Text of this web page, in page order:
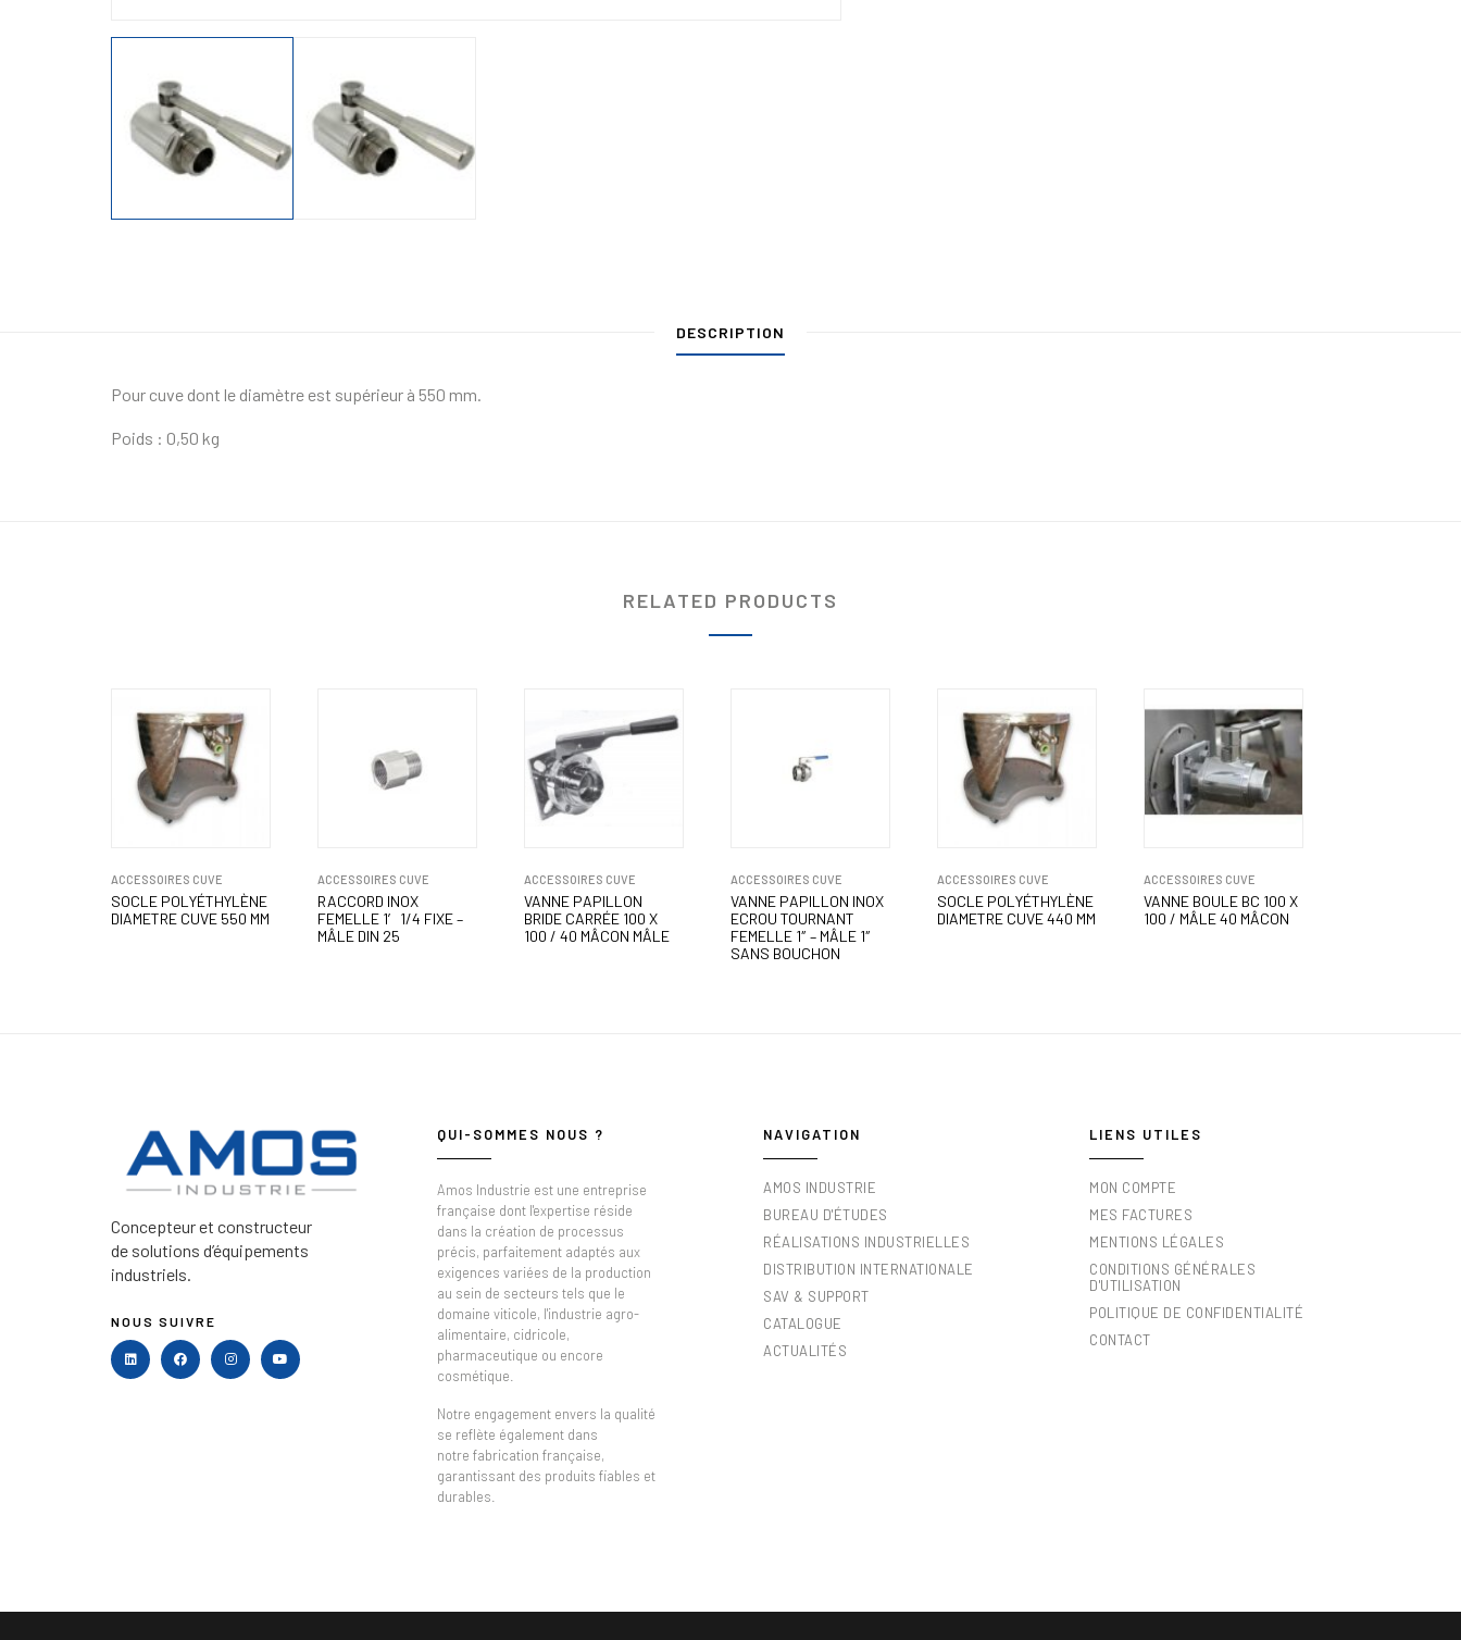
DESCRIPTION
Pour cuve dont le diamètre est supérieur à 550 mm.
Poids : 0,50 kg
RELATED PRODUCTS
ACCESSOIRES CUVE
SOCLE POLYÉTHYLÈNE
DIAMETRE CUVE 550 MM
ACCESSOIRES CUVE
RACCORD INOX
FEMELLE 1′ 1/4 FIXE –
MÂLE DIN 25
ACCESSOIRES CUVE
VANNE PAPILLON
BRIDE CARRÉE 100 X
100 / 40 MÂCON MÂLE
ACCESSOIRES CUVE
VANNE PAPILLON INOX
ECROU TOURNANT
FEMELLE 1″ – MÂLE 1″
SANS BOUCHON
ACCESSOIRES CUVE
SOCLE POLYÉTHYLÈNE
DIAMETRE CUVE 440 MM
ACCESSOIRES CUVE
VANNE BOULE BC 100 X
100 / MÂLE 40 MÂCON
Concepteur et constructeur
de solutions d’équipements
industriels.
NOUS SUIVRE
QUI-SOMMES NOUS ?
Amos Industrie est une entreprise
française dont l'expertise réside
dans la création de processus
précis, parfaitement adaptés aux
exigences variées de la production
au sein de secteurs tels que le
domaine viticole, l'industrie agro-
alimentaire, cidricole,
pharmaceutique ou encore
cosmétique.
Notre engagement envers la qualité
se reflète également dans
notre fabrication française,
garantissant des produits fiables et
durables.
NAVIGATION
AMOS INDUSTRIE
BUREAU D'ÉTUDES
RÉALISATIONS INDUSTRIELLES
DISTRIBUTION INTERNATIONALE
SAV & SUPPORT
CATALOGUE
ACTUALITÉS
LIENS UTILES
MON COMPTE
MES FACTURES
MENTIONS LÉGALES
CONDITIONS GÉNÉRALES
D'UTILISATION
POLITIQUE DE CONFIDENTIALITÉ
CONTACT